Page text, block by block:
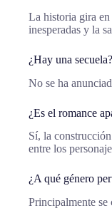
La historia gira en
inesperadas y la
¿Hay una secuela?
No se ha
¿Es el romance
Sí, la
entre los
¿A qué género
Principalmente se